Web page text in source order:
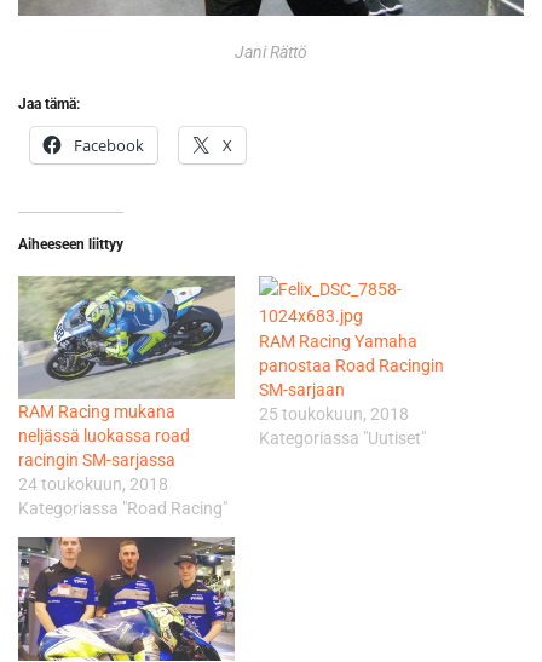
Jani Rättö
Jaa tämä:
Facebook X
Aiheeseen liittyy
RAM Racing mukana
neljässä luokassa road
racingin SM-sarjassa
24 toukokuun, 2018
Kategoriassa "Road Racing"
RAM Racing Yamaha
panostaa Road Racingin
SM-sarjaan
25 toukokuun, 2018
Kategoriassa "Uutiset"